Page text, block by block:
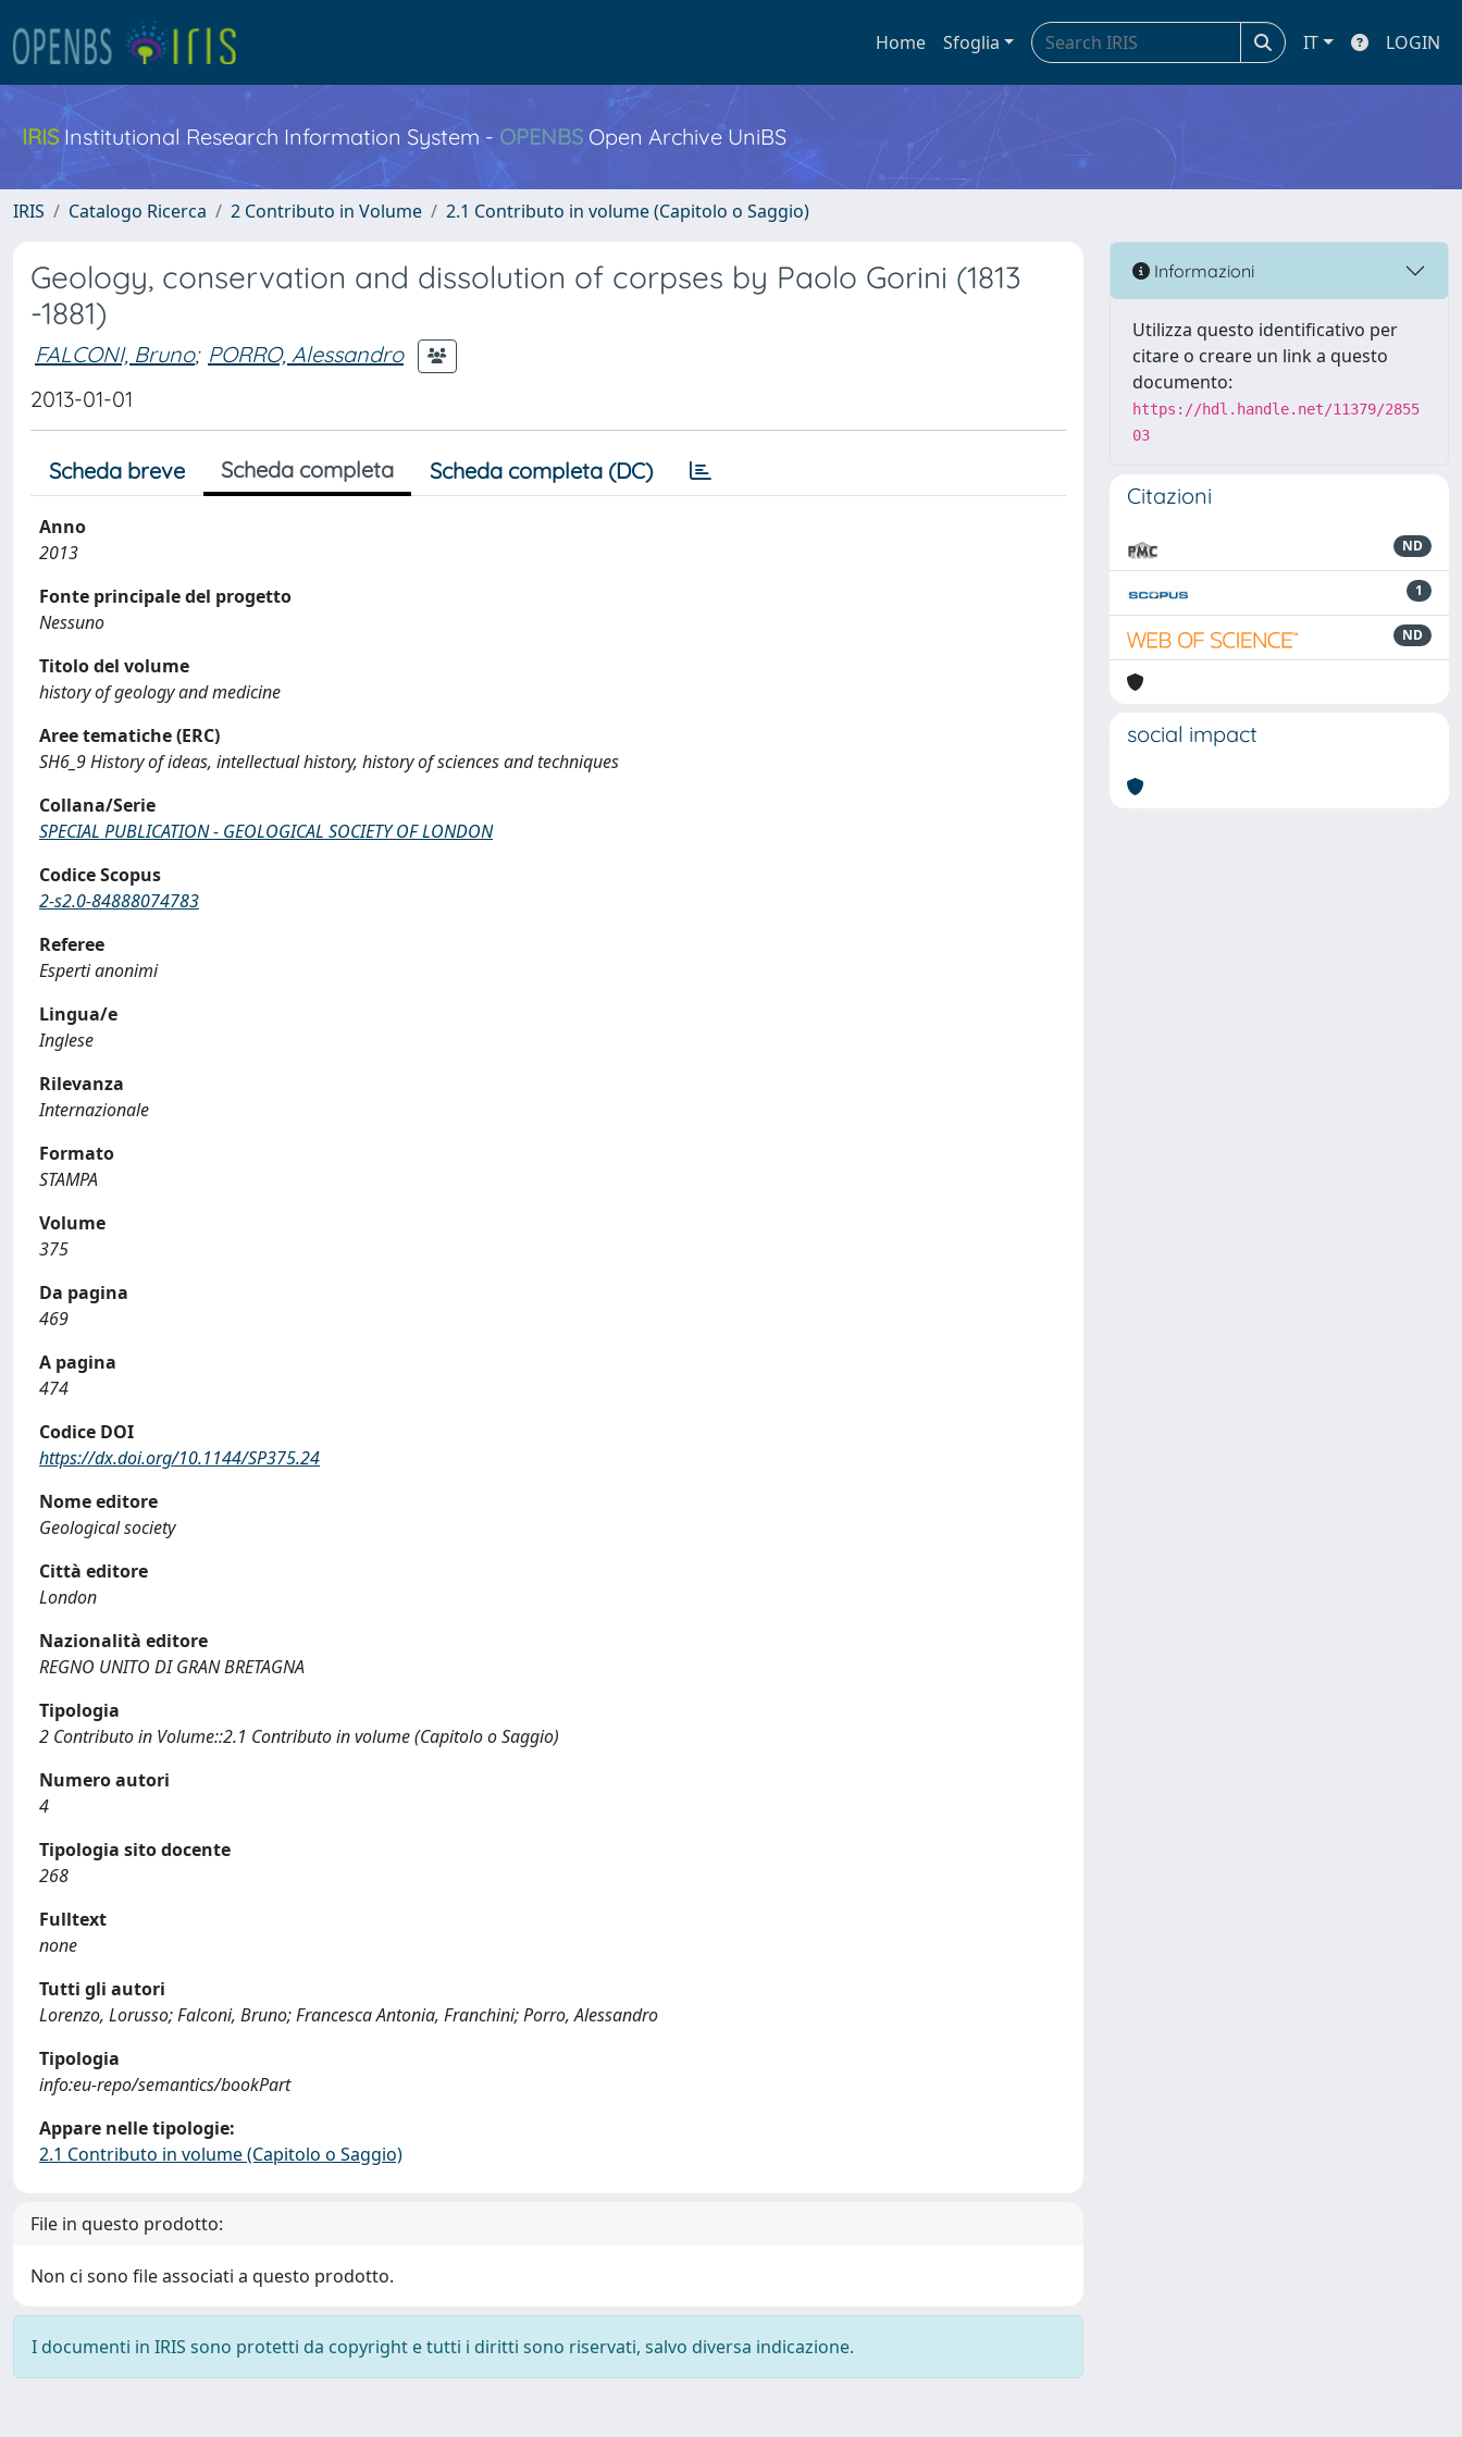
Home Sfoglia IT LOGIN
IRIS Institutional Research Information System - OPENBS Open Archive UniBS
IRIS Catalogo Ricerca 2 Contributo in Volume 2.1 Contributo in volume (Capitolo o Saggio)
Geology, conservation and dissolution of corpses by Paolo Gorini (1813
-1881)
FALCONI, Bruno; PORRO, Alessandro
2013-01-01
Scheda breve Scheda completa Scheda completa (DC)
Anno
2013
Fonte principale del progetto
Nessuno
Titolo del volume
history of geology and medicine
Aree tematiche (ERC)
SH6_9 History of ideas, intellectual history, history of sciences and techniques
Collana/Serie
SPECIAL PUBLICATION - GEOLOGICAL SOCIETY OF LONDON
Codice Scopus
2-s2.0-84888074783
Referee
Esperti anonimi
Lingua/e
Inglese
Rilevanza
Internazionale
Formato
STAMPA
Volume
375
Da pagina
469
A pagina
474
Codice DOI
https://dx.doi.org/10.1144/SP375.24
Nome editore
Geological society
Città editore
London
Nazionalità editore
REGNO UNITO DI GRAN BRETAGNA
Tipologia
2 Contributo in Volume::2.1 Contributo in volume (Capitolo o Saggio)
Numero autori
4
Tipologia sito docente
268
Fulltext
none
Tutti gli autori
Lorenzo, Lorusso; Falconi, Bruno; Francesca Antonia, Franchini; Porro, Alessandro
Tipologia
info:eu-repo/semantics/bookPart
Appare nelle tipologie:
2.1 Contributo in volume (Capitolo o Saggio)
File in questo prodotto:
Non ci sono file associati a questo prodotto.
I documenti in IRIS sono protetti da copyright e tutti i diritti sono riservati, salvo diversa indicazione.
Informazioni
Utilizza questo identificativo per
citare o creare un link a questo
documento:
https://hdl.handle.net/11379/2855
03
Citazioni
ND
1
ND
social impact